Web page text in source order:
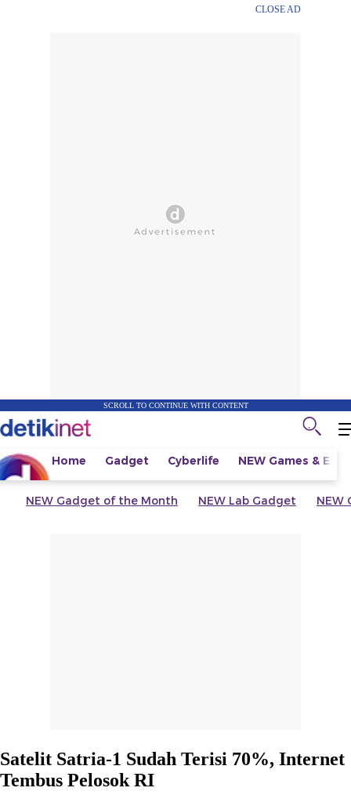
CLOSE AD
SCROLL TO CONTINUE WITH CONTENT
Home Gadget Cyberlife NEW Games &
NEW Gadget of the Month NEW Lab Gadget NEW
Satelit Satria-1 Sudah Terisi 70%, Internet
Tembus Pelosok RI